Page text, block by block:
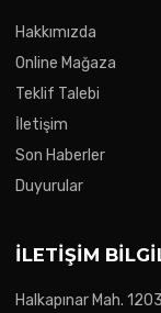
Hakkımızda
Online Mağaza
Teklif Talebi
İletişim
Son Haberler
Duyurular
İLETIŞIM
Halkapınar Mah.